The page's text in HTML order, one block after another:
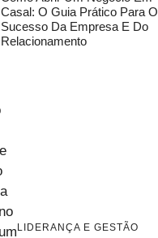
Casal: O Guia Prático Para O
Sucesso Da Empresa E Do
Relacionamento
LIDERANÇA E GESTÃO